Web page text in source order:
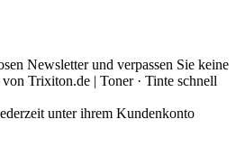
Newsletter und verpassen Sie keine
Trixiton.de | Toner · Tinte schnell
unter ihrem Kundenkonto